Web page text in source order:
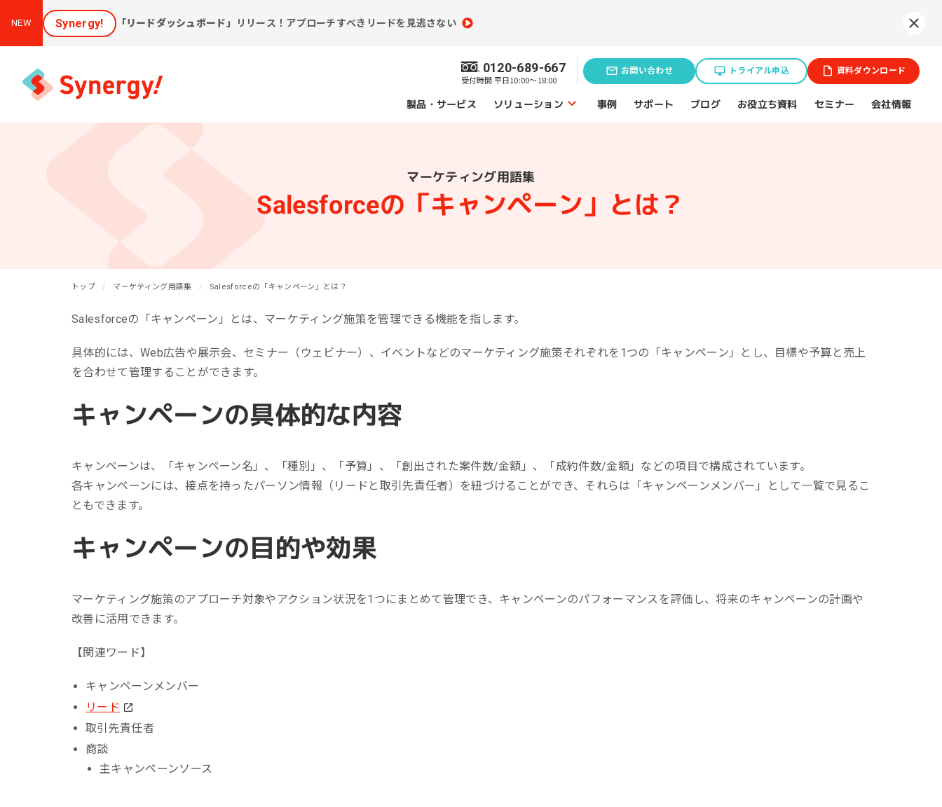
NEW Synergy! 「リードダッシュボード」 リリース！アプローチすべきリードを見逃さない
0120-689-667
受付時間 平日10:00～18:00
お問い合わせ トライアル申込 資料ダウンロード
製品・サービス ソリューション
[見込顧客獲得ソリューション]
リピーターを増やしたい
優良顧客との関係を強めたい
[優良顧客維持ソリューション]
[休眠顧客掘り起こしソリューション]
課題発見のソリューション
Webアクセス解析
メール効果測定
集客効果分析
レビューデータ分析
業務効率化の ソリューション
金融機関・地方銀行
事例 サポート ブログ お役立ち資料 セミナー 会社情報
マーケティング用語集
Salesforceの「キャンペーン」とは？
トップ マーケティング用語集 Salesforceの「キャンペーン」とは？
Salesforceの「キャンペーン」とは、マーケティング施策を管理できる機能を指します。
具体的には、Web広告や展示会、セミナー（ウェビナー）、イベントなどのマーケティング施策それぞれを1つの「キャンペーン」とし、目標や予算と売上
を合わせて管理することができます。
キャンペーンの具体的な内容
キャンペーンは、「キャンペーン名」、「種別」、「予算」、「創出された案件数/金額」、「成約件数/金額」などの項目で構成されています。
各キャンペーンには、接点を持ったパーソン情報（リードと取引先責任者）を紐づけることができ、それらは「キャンペーンメンバー」として一覧で見るこ
ともできます。
キャンペーンの目的や効果
マーケティング施策のアプローチ対象やアクション状況を1つにまとめて管理でき、キャンペーンのパフォーマンスを評価し、将来のキャンペーンの計画や
改善に活用できます。
【関連ワード】
キャンペーンメンバー
リード
取引先責任者
商談
主キャンペーンソース